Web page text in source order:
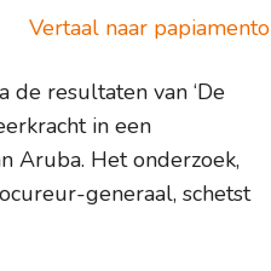
Vertaal naar papiamento
resultaten van ‘De
in een
Aruba. Het onderzoek,
generaal, schetst